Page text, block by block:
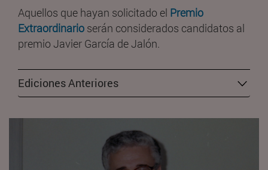
Aquellos que hayan solicitado el Premio
Extraordinario serán considerados candidatos al
premio Javier García de Jalón.
Ediciones Anteriores